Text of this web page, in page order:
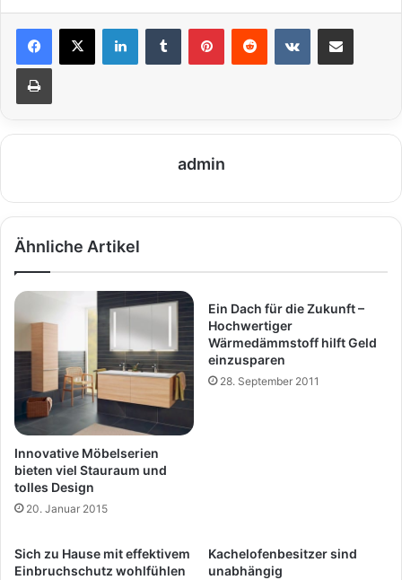
admin
Ähnliche Artikel
Innovative Möbelserien
bieten viel Stauraum und
tolles Design
20. Januar 2015
Ein Dach für die Zukunft –
Hochwertiger
Wärmedämmstoff hilft Geld
einzusparen
28. September 2011
Sich zu Hause mit effektivem
Einbruchschutz wohlfühlen
Kachelofenbesitzer sind
unabhängig